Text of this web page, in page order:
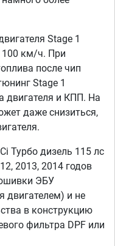
Stage 1
100 км/ч. При
после чип
Stage 1
двигателя и КПП. На
даже снизиться,
Турбо дизель 115 лс
2013, 2014 годов
ЭБУ
двигателем) и не
в конструкцию
фильтра DPF или